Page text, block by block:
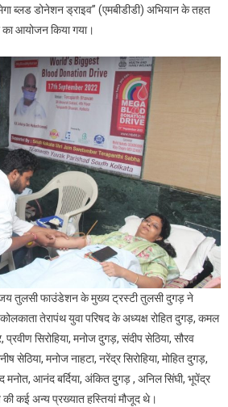
तेरापंथ
ब्लड डोनेशन ड्राइव” (एमबीडीडी) अभियान के तहत
का आयोजन किया गया।
जय तुलसी फाउंडेशन के मुख्य ट्रस्टी तुलसी दुगड़ ने
कोलकाता तेरापंथ युवा परिषद के अध्यक्ष रोहित दुगड़, कमल
सिरोहिया, मनोज दुगड़, संदीप सेठिया, सौरव
सेठिया, मनोज नाहटा, नरेंद्र सिरोहिया, मोहित दुगड़,
मनोत, आनंद बर्दिया, अंकित दुगड़ , अनिल सिंघी, भूपेंद्र
कई अन्य प्रख्यात हस्तियां मौजूद थे।